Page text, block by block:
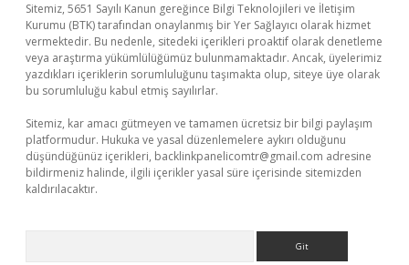
Sitemiz, 5651 Sayılı Kanun gereğince Bilgi Teknolojileri ve İletişim
Kurumu (BTK) tarafından onaylanmış bir Yer Sağlayıcı olarak hizmet
vermektedir. Bu nedenle, sitedeki içerikleri proaktif olarak denetleme
veya araştırma yükümlülüğümüz bulunmamaktadır. Ancak, üyelerimiz
yazdıkları içeriklerin sorumluluğunu taşımakta olup, siteye üye olarak
bu sorumluluğu kabul etmiş sayılırlar.
Sitemiz, kar amacı gütmeyen ve tamamen ücretsiz bir bilgi paylaşım
platformudur. Hukuka ve yasal düzenlemelere aykırı olduğunu
düşündüğünüz içerikleri, backlinkpanelicomtr@gmail.com adresine
bildirmeniz halinde, ilgili içerikler yasal süre içerisinde sitemizden
kaldırılacaktır.